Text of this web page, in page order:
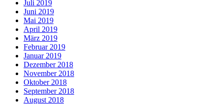
Juli 2019
Juni 2019
Mai 2019
April 2019
März 2019
Februar 2019
Januar 2019
Dezember 2018
November 2018
Oktober 2018
September 2018
August 2018